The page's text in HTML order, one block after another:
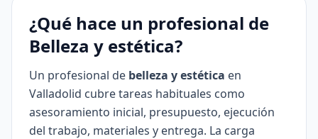
¿Qué hace un profesional de
Belleza y estética?
Un profesional de belleza y estética en
Valladolid cubre tareas habituales como
asesoramiento inicial, presupuesto, ejecución
del trabajo, materiales y entrega. La carga